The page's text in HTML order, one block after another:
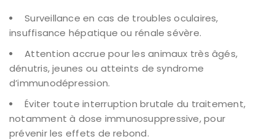
Surveillance en cas de troubles oculaires,
insuffisance hépatique ou rénale sévère.
Attention accrue pour les animaux très âgés,
dénutris, jeunes ou atteints de syndrome
d’immunodépression.
Éviter toute interruption brutale du traitement,
notamment à dose immunosuppressive, pour
prévenir les effets de rebond.